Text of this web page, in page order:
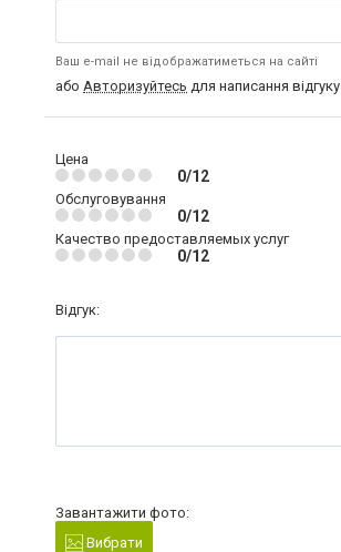
Ваш e-mail не відображатиметься на сайті
або Авторизуйтесь для написання відгуку
Цена
0/12
Обслуговування
0/12
Качество предоставляемых услуг
0/12
Відгук:
Завантажити фото:
Вибрати